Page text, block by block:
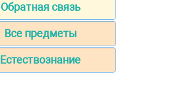
Обратная связь
Все предметы
Естествознание